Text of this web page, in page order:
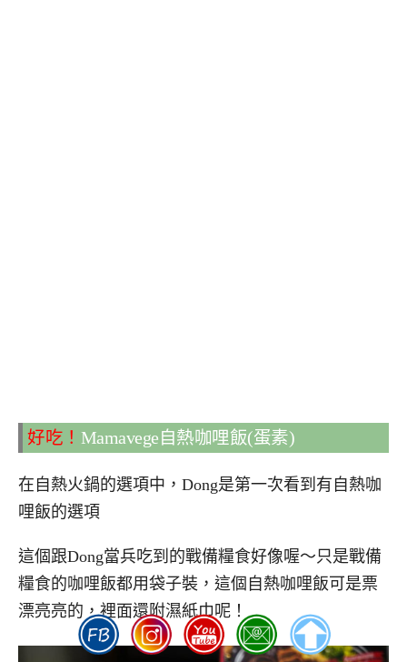
好吃！ Mamavege自熱咖哩飯(蛋素)
在自熱火鍋的選項中，Dong是第一次看到有自熱咖
哩飯的選項
這個跟Dong當兵吃到的戰備糧食好像喔～只是戰備
糧食的咖哩飯都用袋子裝，這個自熱咖哩飯可是票
漂亮亮的，裡面還附濕紙巾呢！